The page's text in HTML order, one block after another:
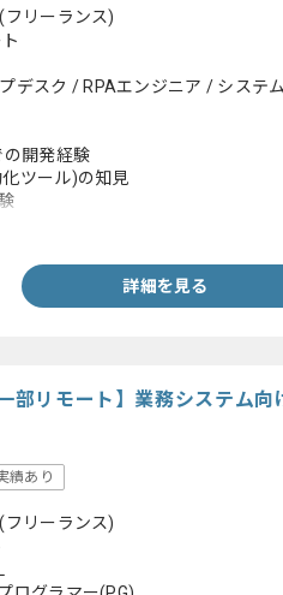
(フリーランス)
デスク / RPAエンジニア / システ
開発経験
ツール)の知見
詳細を見る
部リモート】業務システム向
績あり
(フリーランス)